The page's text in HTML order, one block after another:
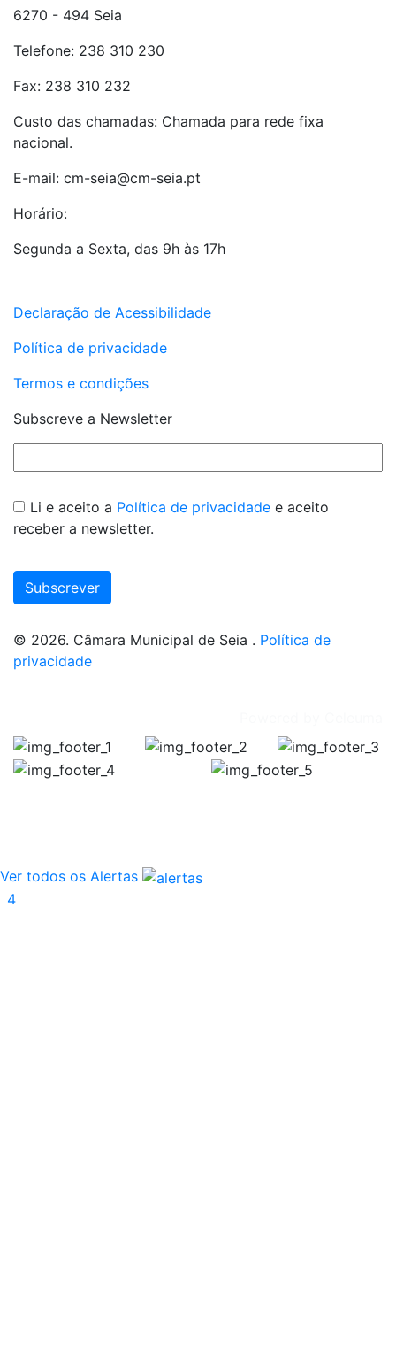
6270 - 494 Seia
Telefone: 238 310 230
Fax: 238 310 232
Custo das chamadas: Chamada para rede fixa
nacional.
E-mail: cm-seia@cm-seia.pt
Horário:
Segunda a Sexta, das 9h às 17h
Declaração de Acessibilidade
Política de privacidade
Termos e condições
Subscreve a Newsletter
Li e aceito a Política de privacidade e aceito
receber a newsletter.
Subscrever
© 2026. Câmara Municipal de Seia . Política de
privacidade
Ver todos os Alertas
4